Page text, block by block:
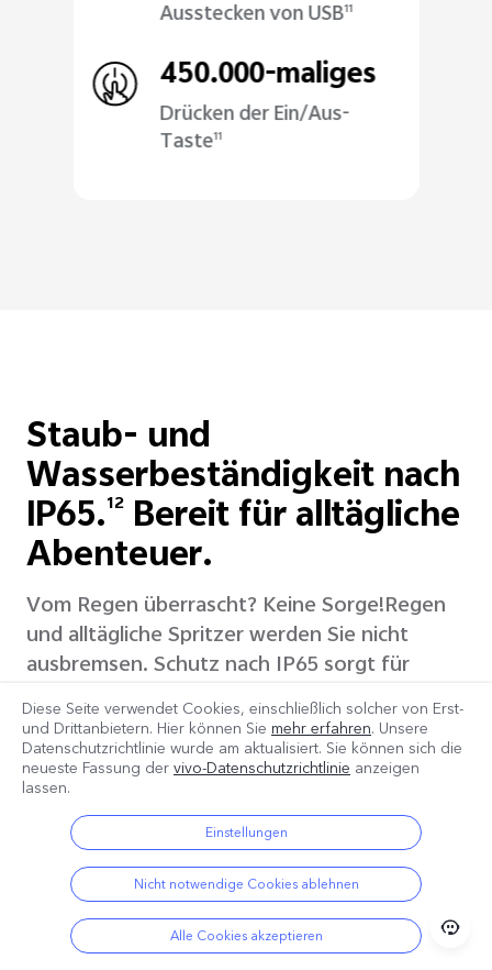
Ausstecken von USB11
450.000-maliges
Drücken der Ein/Aus-
Taste11
Staub- und
Wasserbeständigkeit nach
IP65.12 Bereit für alltägliche
Abenteuer.
Vom Regen überrascht? Keine Sorge!Regen
und alltägliche Spritzer werden Sie nicht
ausbremsen. Schutz nach IP65 sorgt für
einen reibungslosen Betrieb.
Bedienung mit nassen Händen
Bedienung mit fettigen Händen
Diese Seite verwendet Cookies, einschließlich solcher von Erst-
und Drittanbietern. Hier können Sie mehr erfahren. Unsere
Datenschutzrichtlinie wurde am aktualisiert. Sie können sich die
neueste Fassung der vivo-Datenschutzrichtlinie anzeigen
lassen.
Einstellungen
Nicht notwendige Cookies ablehnen
Alle Cookies akzeptieren